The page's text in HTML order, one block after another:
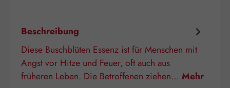
Beschreibung
Diese Buschblüten Essenz ist für Menschen mit
Angst vor Hitze und Feuer, oft auch aus
früheren Leben. Die Betroffenen ziehen… Mehr